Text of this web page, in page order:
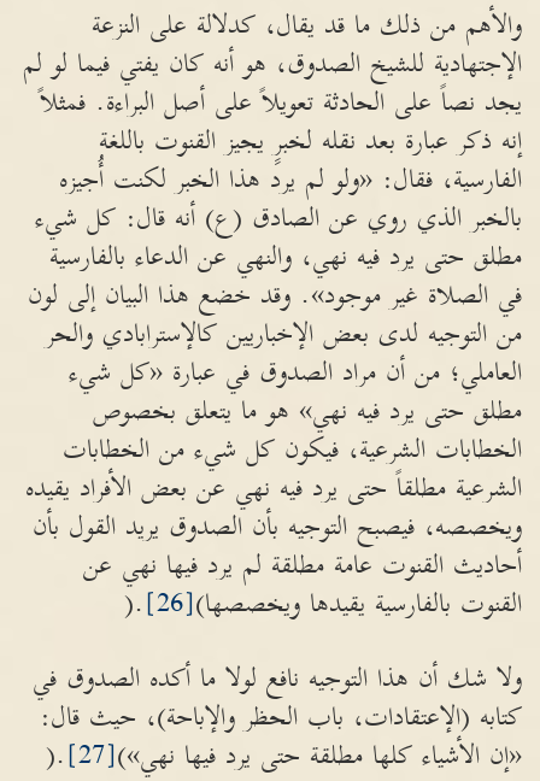
والأهم من ذلك ما قد يقال، كدلالة على النزعة
الإجتهادية للشيخ الصدوق، هو أنه كان يفتي فيما لو لم
يجد نصاً على الحادثة تعويلاً على أصل البراءة. فمثلاً
إنه ذكر عبارة بعد نقله لخبرٍ يجيز القنوت باللغة
الفارسية، فقال: «ولو لم يرد هذا الخبر لكنت أُجيزه
بالخبر الذي روي عن الصادق (ع) أنه قال: كل شيء
مطلق حتى يرد فيه نهي، والنهي عن الدعاء بالفارسية
في الصلاة غير موجود». وقد خضع هذا البيان إلى لون
من التوجيه لدى بعض الإخباريين كالإسترابادي والحر
العاملي؛ من أن مراد الصدوق في عبارة «كل شيء
مطلق حتى يرد فيه نهي» هو ما يتعلق بخصوص
الخطابات الشرعية، فيكون كل شيء من الخطابات
الشرعية مطلقاً حتى يرد فيه نهي عن بعض الأفراد يقيده
ويخصصه، فيصبح التوجيه بأن الصدوق يريد القول بأن
أحاديث القنوت عامة مطلقة لم يرد فيها نهي عن
القنوت بالفارسية يقيدها ويخصصها)[26]
.(
ولا شك أن هذا التوجيه نافع لولا ما أكده الصدوق في
كتابه (الإعتقادات، باب الحظر والإباحة)، حيث قال:
«إن الأشياء كلها مطلقة حتى يرد فيها نهي»)[27]
.(